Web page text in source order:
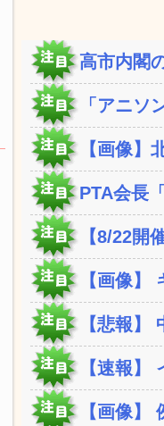
高市内閣
「アニ
【画像】
PTA会長
【8/22開
【画像
【悲報】
【速報】
【画像】